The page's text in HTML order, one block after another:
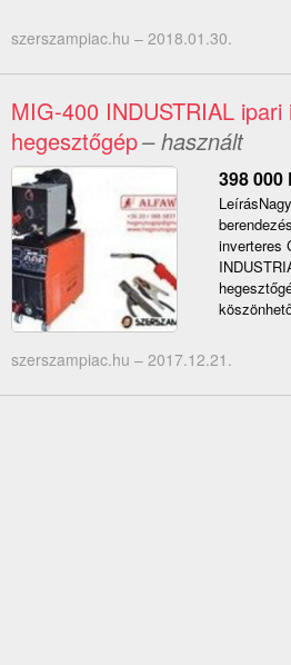
szerszampiac.hu – 2018.01.30.
MIG-400 INDUSTRIAL
hegesztőgép– használt
398 000
inverteres
szerszampiac.hu – 2017.12.21.